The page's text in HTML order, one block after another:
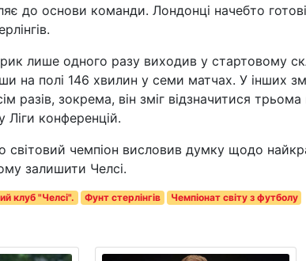
до основи команди. Лондонці начебто
лише одного разу виходив у стартовому
на полі 146 хвилин у семи матчах. У інших
разів, зокрема, він зміг відзначитися
Ліги конференцій.
світовий чемпіон висловив думку щодо
залишити Челсі.
клуб "Челсі". Фунт стерлінгів Чемпіонат світу з футболу